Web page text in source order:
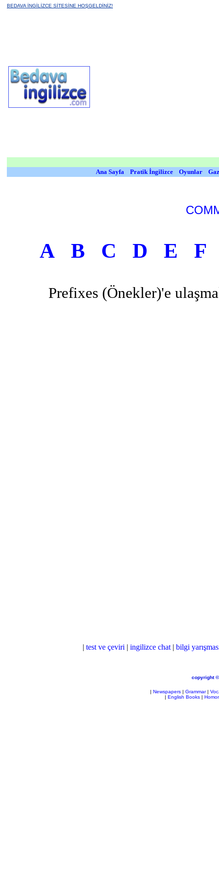
BEDAVA İNGİLİZCE SİTESİNE HOŞGELDİNİZ!
Ana Sayfa Pratik İngilizce Oyunlar
A B C D E F
Prefixes (Önekler)'e
| test ve çeviri | ingilizce chat | bilgi
copyright
| Newspapers | Grammar|
| English Books |